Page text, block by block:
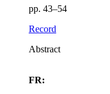
pp. 43–54
Record
Abstract
FR: